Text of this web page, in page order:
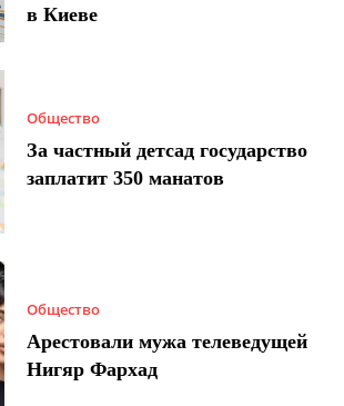
в Киеве
Общество
За частный детсад государство
заплатит 350 манатов
Общество
Арестовали мужа телеведущей
Нигяр Фархад